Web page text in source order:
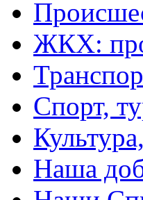
ЖКХ:
Спорт,
Наша